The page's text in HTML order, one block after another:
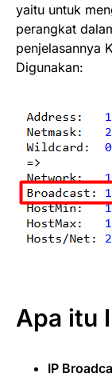
yaitu untuk
perangkat
penjelasannya
Digunakan:
Apa itu
IP